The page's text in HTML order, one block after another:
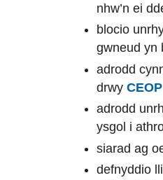
nhw’n ei
blocio
gwneud yn
adrodd
drwyCEOP
adrodd
ysgol i
siarad ag
defnyddio